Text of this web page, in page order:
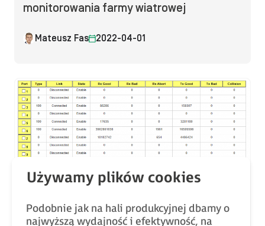
monitorowania farmy wiatrowej
Mateusz Fas 2022-04-01
Bez kategorii
Diagnostyka sieci komunikacyjnej | Kurs
podstawowej konfiguracji switchy
Podobnie jak na hali produkcyjnej dbamy o
najwyższą wydajność i efektywność, na